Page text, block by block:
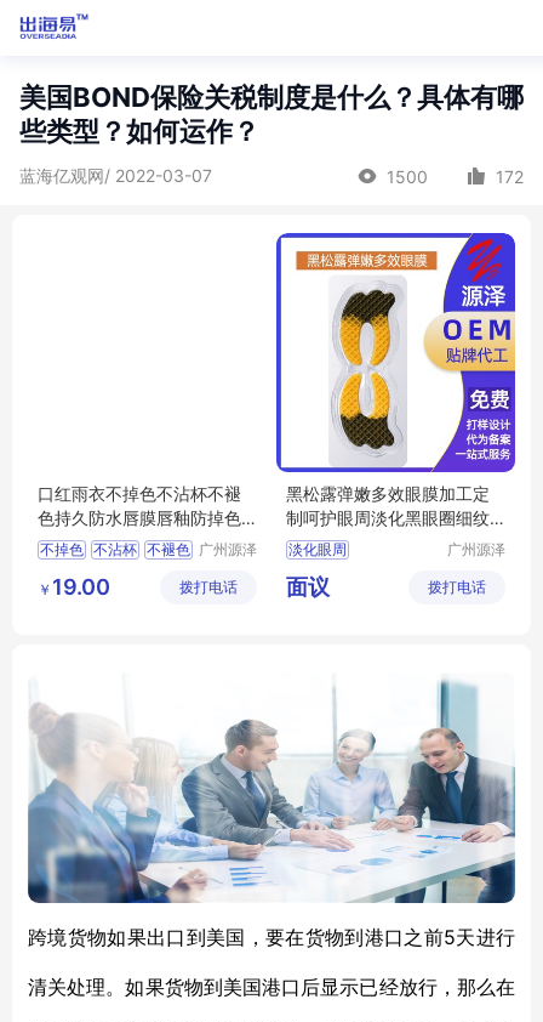
美国BOND保险关税制度是什么？具体有哪
些类型？如何运作？
蓝海亿观网/ 2022-03-07 1500 172
口红雨衣不掉色不沾杯不褪
色持久防水唇膜唇釉防掉色O
EM定做
不掉色 不沾杯 不褪色 广州源泽
公司
￥ 19.00 拨打电话
黑松露弹嫩多效眼膜加工定
制呵护眼周淡化黑眼圈细纹
多效眼 膜oem
淡化眼周
广州源泽
公司
面议 拨打电话
跨境货物如果出口到美国，要在货物到港口之前5天进行
清关处理。如果货物到美国港口后显示已经放行，那么在